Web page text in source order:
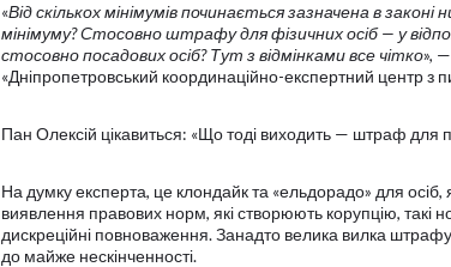
«Від скількох мінімумів починається зазначена в
мінімуму? Стосовно штрафу для фізичних осіб — у
стосовно посадових осіб? Тут з відмінками все чітко»,
«Дніпропетровський координаційно-експертний центр з
Пан Олексій цікавиться: «Що тоді виходить — штраф для
На думку експерта, це клондайк та «ельдорадо» для
виявлення правових норм, які створюють корупцію,
дискреційні повноваження. Занадто велика вилка
до майже нескінченності.